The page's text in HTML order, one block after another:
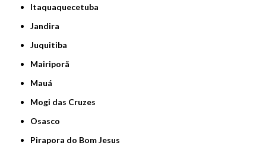
Itaquaquecetuba
Jandira
Juquitiba
Mairiporã
Mauá
Mogi das Cruzes
Osasco
Pirapora do Bom Jesus